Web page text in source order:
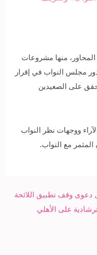
منها مشروعات
مجلس النواب في إقرار
على الصعيدين
ووجهات نظر النواب
مع النواب.
دعوى وقف تطبيق اللائحة
على الأهلي